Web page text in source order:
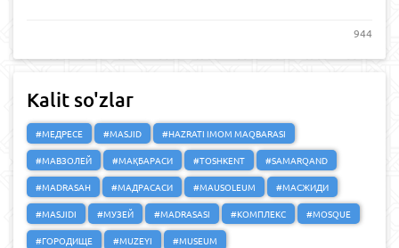
944
Kalit so'zlar
#МЕДРЕСЕ #MASJID
#HAZRATI IMOM MAQBARASI
#МАВЗОЛЕЙ
#МАҚБАРАСИ #TOSHKENT
#SAMARQAND
#MADRASAH
#МАДРАСАСИ #MAUSOLEUM
#МАСЖИДИ
#MASJIDI
#МУЗЕЙ #MADRASASI #КОМПЛЕКС
#MOSQUE
#ГОРОДИЩЕ
#MUZEYI
#MUSEUM